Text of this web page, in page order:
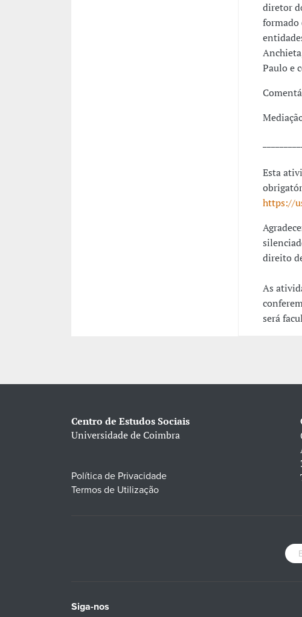
diretor
formado
Paulo e
Esta
https://
direito
As
será
Centro de Estudos Sociais
Universidade de Coimbra
Política de Privacidade
Termos de Utilização
Siga-nos